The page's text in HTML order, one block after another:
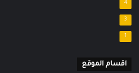
4
3
1
اقسام الموقع